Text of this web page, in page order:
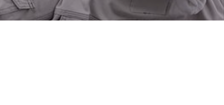
採用を知る